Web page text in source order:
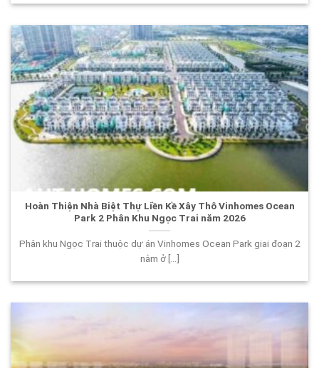
Hoàn Thiện Nhà Biệt Thự Liền Kề Xây Thô Vinhomes Ocean
Park 2 Phân Khu Ngọc Trai năm 2026
Phân khu Ngọc Trai thuộc dự án Vinhomes Ocean Park giai đoạn 2
nằm ở [...]